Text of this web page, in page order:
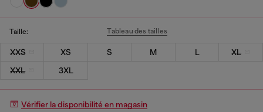
Taille: Tableau des tailles
XXS XS S M L
XL
XXL
3XL
Vérifier la disponibilité en magasin